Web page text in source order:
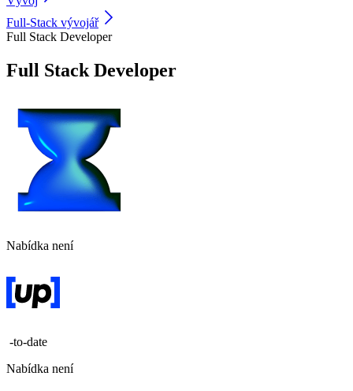
Full-Stack vývojář
Full Stack Developer
Full Stack Developer
Nabídka není
-to-date
Nabídka není